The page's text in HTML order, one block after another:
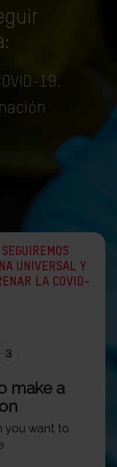
19.
UNIVERSAL Y
LA COVID-